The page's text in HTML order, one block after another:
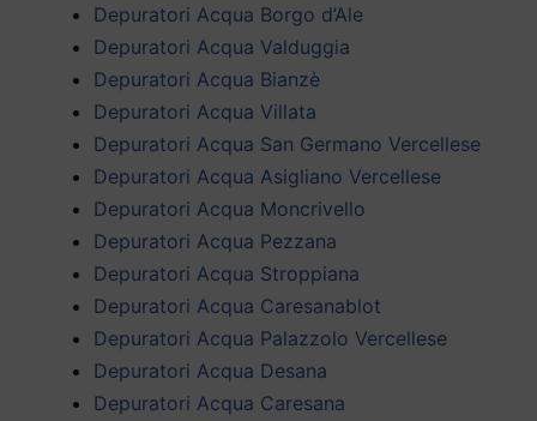
Depuratori Acqua Borgo d’Ale
Depuratori Acqua Valduggia
Depuratori Acqua Bianzè
Depuratori Acqua Villata
Depuratori Acqua San Germano Vercellese
Depuratori Acqua Asigliano Vercellese
Depuratori Acqua Moncrivello
Depuratori Acqua Pezzana
Depuratori Acqua Stroppiana
Depuratori Acqua Caresanablot
Depuratori Acqua Palazzolo Vercellese
Depuratori Acqua Desana
Depuratori Acqua Caresana